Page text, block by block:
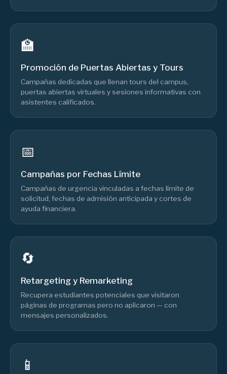
🏫
Promoción de Puertas Abiertas y Tours
Campañas dedicadas que llenan tours del campus,
puertas abiertas virtuales y sesiones informativas con
asistentes calificados.
📅
Campañas por Fechas Límite
Campañas de urgencia vinculadas a fechas límite de
solicitud, fechas de admisión anticipada y cortes de
ayuda financiera.
🔄
Retargeting y Remarketing
Recupera estudiantes potenciales que visitaron
páginas de programas pero no aplicaron — con
mensajes personalizados.
📱